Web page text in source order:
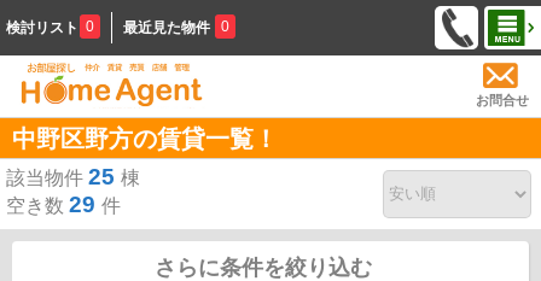
検討リスト 0 最近見た物件 0
お問合せ
中野区野方の賃貸一覧！
該当物件 25 棟
空き数 29 件
さらに条件を絞り込む